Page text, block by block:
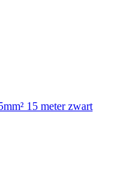
15 meter zwart